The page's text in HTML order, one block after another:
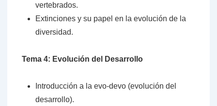
vertebrados.
Extinciones y su papel en la evolución de la
diversidad.
Tema 4: Evolución del Desarrollo
Introducción a la evo-devo (evolución del
desarrollo).